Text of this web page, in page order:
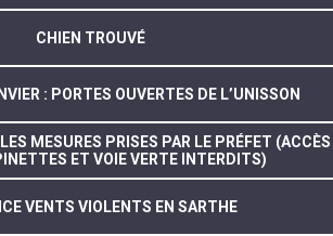
CHIEN TROUVÉ
: PORTES OUVERTES DE L’UNISSON
MESURES PRISES PAR LE PRÉFET (ACCÈS
ET VOIE VERTE INTERDITS)
VENTS VIOLENTS EN SARTHE